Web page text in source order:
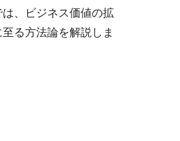
、ビジネス価値の拡
る方法論を解説しま